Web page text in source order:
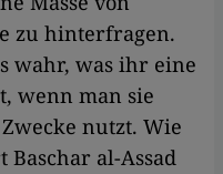
zu hinterfragen.
wahr, was ihr eine
wenn man sie
nutzt. Wie
al-Assad